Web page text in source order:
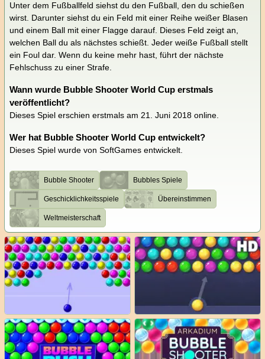
Unter dem Fußballfeld siehst du den Fußball, den du schießen
wirst. Darunter siehst du ein Feld mit einer Reihe weißer Blasen
und einem Ball mit einer Flagge darauf. Dieses Feld zeigt an,
welchen Ball du als nächstes schießt. Jeder weiße Fußball stellt
ein Foul dar. Wenn du keine mehr hast, führt der nächste
Fehlschuss zu einer Strafe.
Wann wurde Bubble Shooter World Cup erstmals
veröffentlicht?
Dieses Spiel erschien erstmals am 21. Juni 2018 online.
Wer hat Bubble Shooter World Cup entwickelt?
Dieses Spiel wurde von SoftGames entwickelt.
Bubble Shooter Bubbles Spiele
Geschicklichkeitsspiele Übereinstimmen
Weltmeisterschaft